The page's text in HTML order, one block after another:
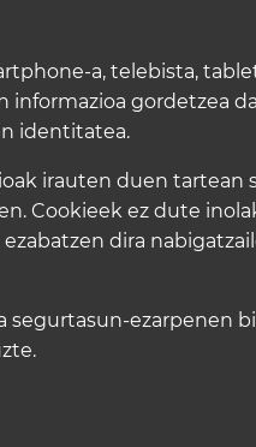
a, telebista,
gordetzea
identitatea.
irauten duen tartean
Cookieek ez dute
dira
segurtasun-ezarpenen